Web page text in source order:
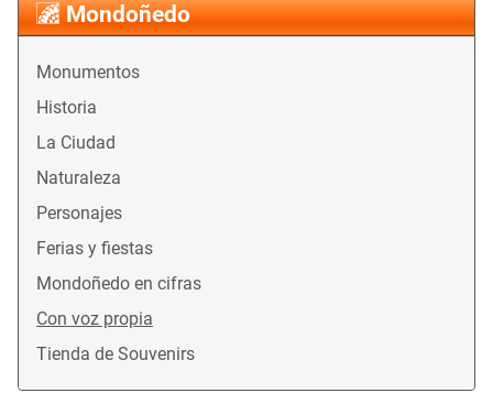
Mondoñedo
Monumentos
Historia
La Ciudad
Naturaleza
Personajes
Ferias y fiestas
Mondoñedo en cifras
Con voz propia
Tienda de Souvenirs